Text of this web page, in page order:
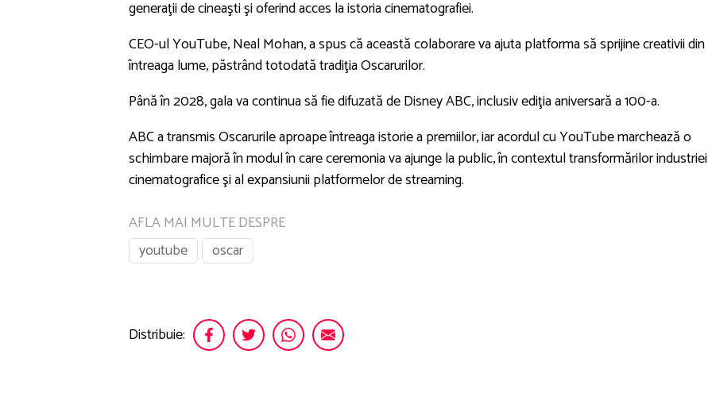
generaţii de cineaşti şi oferind acces la istoria cinematografiei.
CEO-ul YouTube, Neal Mohan, a spus că această colaborare va ajuta platforma să sprijine creativii din
întreaga lume, păstrând totodată tradiţia Oscarurilor.
Până în 2028, gala va continua să fie difuzată de Disney ABC, inclusiv ediţia aniversară a 100-a.
ABC a transmis Oscarurile aproape întreaga istorie a premiilor, iar acordul cu YouTube marchează o
schimbare majoră în modul în care ceremonia va ajunge la public, în contextul transformărilor industriei
cinematografice şi al expansiunii platformelor de streaming.
AFLA MAI MULTE DESPRE
youtube
oscar
Distribuie: